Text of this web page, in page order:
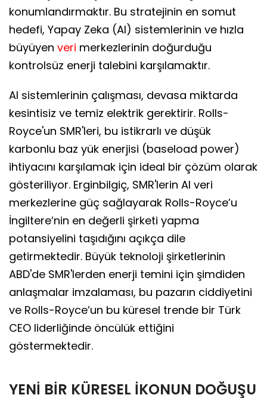
konumlandırmaktır. Bu stratejinin en somut
hedefi, Yapay Zeka (AI) sistemlerinin ve hızla
büyüyen veri merkezlerinin doğurduğu
kontrolsüz enerji talebini karşılamaktır.
AI sistemlerinin çalışması, devasa miktarda
kesintisiz ve temiz elektrik gerektirir. Rolls-
Royce'un SMR'leri, bu istikrarlı ve düşük
karbonlu baz yük enerjisi (baseload power)
ihtiyacını karşılamak için ideal bir çözüm olarak
gösteriliyor. Erginbilgiç, SMR'lerin AI veri
merkezlerine güç sağlayarak Rolls-Royce’u
İngiltere’nin en değerli şirketi yapma
potansiyelini taşıdığını açıkça dile
getirmektedir. Büyük teknoloji şirketlerinin
ABD'de SMR'lerden enerji temini için şimdiden
anlaşmalar imzalaması, bu pazarın ciddiyetini
ve Rolls-Royce’un bu küresel trende bir Türk
CEO liderliğinde öncülük ettiğini
göstermektedir.
YENİ BİR KÜRESEL İKONUN DOĞUŞU